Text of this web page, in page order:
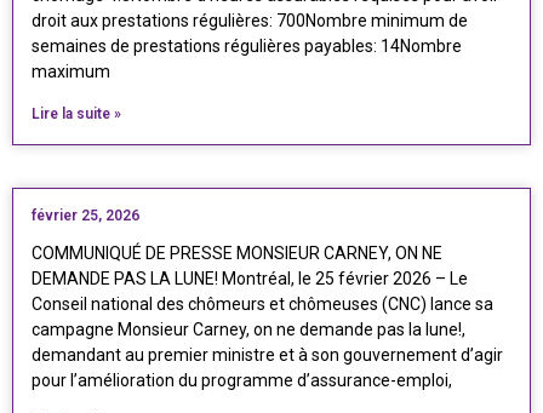
droit aux prestations régulières: 700Nombre minimum de
semaines de prestations régulières payables: 14Nombre
maximum
Lire la suite »
février 25, 2026
COMMUNIQUÉ DE PRESSE MONSIEUR CARNEY, ON NE
DEMANDE PAS LA LUNE! Montréal, le 25 février 2026 – Le
Conseil national des chômeurs et chômeuses (CNC) lance sa
campagne Monsieur Carney, on ne demande pas la lune!,
demandant au premier ministre et à son gouvernement d’agir
pour l’amélioration du programme d’assurance-emploi,